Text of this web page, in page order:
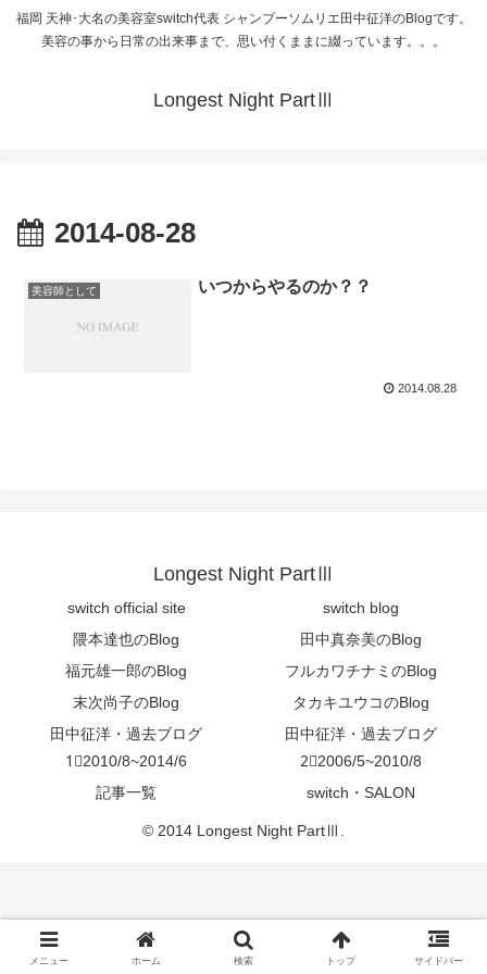
福岡 天神･大名の美容室switch代表 シャンプーソムリエ田中征洋のBlogです。
美容の事から日常の出来事まで、思い付くままに綴っています。。。
Longest Night PartⅢ
2014-08-28
美容師として いつからやるのか？？
2014.08.28
Longest Night PartⅢ
switch official site
switch blog
隈本達也のBlog
田中真奈美のBlog
福元雄一郎のBlog
フルカワチナミのBlog
末次尚子のBlog
タカキユウコのBlog
田中征洋・過去ブログ
1⃣2010/8~2014/6
田中征洋・過去ブログ
2⃣2006/5~2010/8
記事一覧
switch・SALON
© 2014 Longest Night PartⅢ.
メニュー ホーム 検索 トップ サイドバー